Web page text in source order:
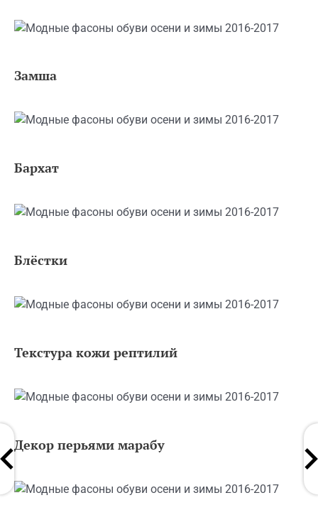
Замша
Бархат
Блёстки
Текстура кожи рептилий
Декор перьями марабу